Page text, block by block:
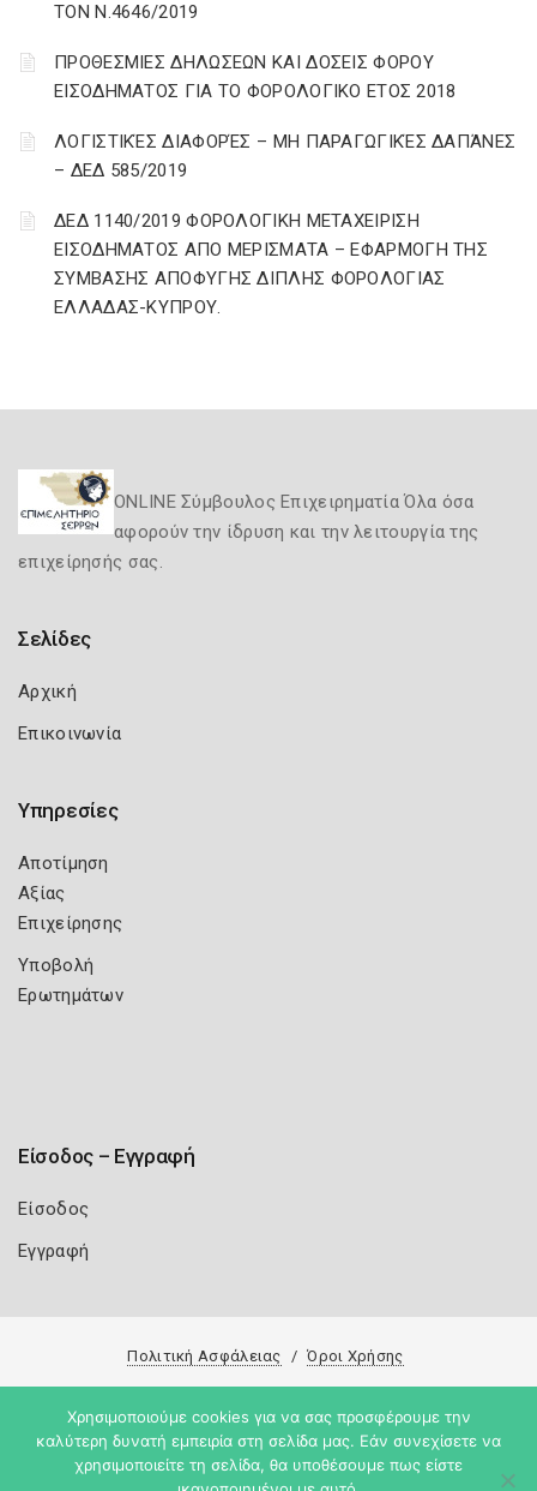
ΤΟΝ Ν.4646/2019
ΠΡΟΘΕΣΜΙΕΣ ΔΗΛΩΣΕΩΝ ΚΑΙ ΔΟΣΕΙΣ ΦΟΡΟΥ
ΕΙΣΟΔΗΜΑΤΟΣ ΓΙΑ ΤΟ ΦΟΡΟΛΟΓΙΚΟ ΕΤΟΣ 2018
ΛΟΓΙΣΤΙΚΈΣ ΔΙΑΦΟΡΈΣ – ΜΗ ΠΑΡΑΓΩΓΙΚΈΣ ΔΑΠΆΝΕΣ
– ΔΕΔ 585/2019
ΔΕΔ 1140/2019 ΦΟΡΟΛΟΓΙΚΗ ΜΕΤΑΧΕΙΡΙΣΗ
ΕΙΣΟΔΗΜΑΤΟΣ ΑΠΟ ΜΕΡΙΣΜΑΤΑ – ΕΦΑΡΜΟΓΗ ΤΗΣ
ΣΥΜΒΑΣΗΣ ΑΠΟΦΥΓΗΣ ΔΙΠΛΗΣ ΦΟΡΟΛΟΓΙΑΣ
ΕΛΛΑΔΑΣ-ΚΥΠΡΟΥ.
ONLINE Σύμβουλος Επιχειρηματία Όλα όσα
αφορούν την ίδρυση και την λειτουργία της
επιχείρησής σας.
Σελίδες
Αρχική
Επικοινωνία
Υπηρεσίες
Αποτίμηση
Αξίας
Επιχείρησης
Υποβολή
Ερωτημάτων
Είσοδος – Εγγραφή
Είσοδος
Εγγραφή
Πολιτική Ασφάλειας Όροι Χρήσης
Copyright 2026 Knowledge A.E.
Χρησιμοποιούμε cookies για να σας προσφέρουμε την
καλύτερη δυνατή εμπειρία στη σελίδα μας. Εάν συνεχίσετε να
χρησιμοποιείτε τη σελίδα, θα υποθέσουμε πως είστε